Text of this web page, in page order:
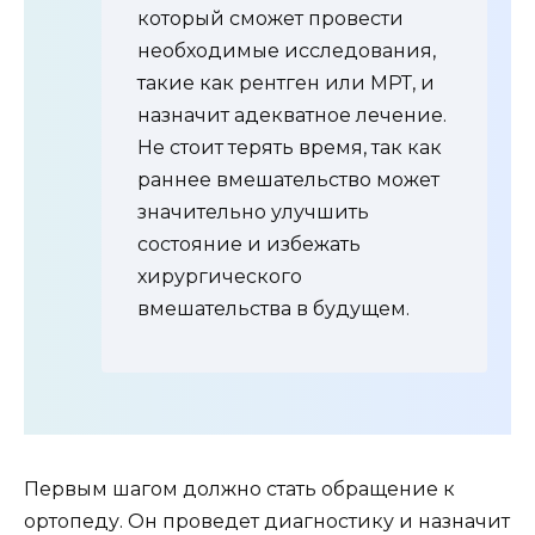
который сможет провести
необходимые исследования,
такие как рентген или МРТ, и
назначит адекватное лечение.
Не стоит терять время, так как
раннее вмешательство может
значительно улучшить
состояние и избежать
хирургического
вмешательства в будущем.
Первым шагом должно стать обращение к
ортопеду. Он проведет диагностику и назначит